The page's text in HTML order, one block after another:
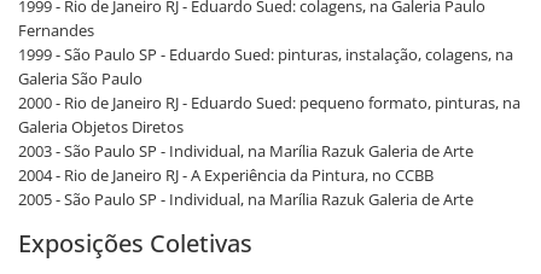
1999 - Rio de Janeiro RJ - Eduardo Sued: colagens, na Galeria Paulo
Fernandes
1999 - São Paulo SP - Eduardo Sued: pinturas, instalação, colagens, na
Galeria São Paulo
2000 - Rio de Janeiro RJ - Eduardo Sued: pequeno formato, pinturas, na
Galeria Objetos Diretos
2003 - São Paulo SP - Individual, na Marília Razuk Galeria de Arte
2004 - Rio de Janeiro RJ - A Experiência da Pintura, no CCBB
2005 - São Paulo SP - Individual, na Marília Razuk Galeria de Arte
Exposições Coletivas